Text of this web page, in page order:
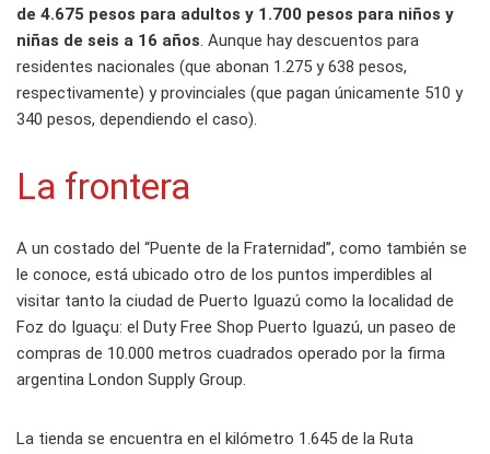
de 4.675 pesos para adultos y 1.700 pesos para niños y
niñas de seis a 16 años. Aunque hay descuentos para
residentes nacionales (que abonan 1.275 y 638 pesos,
respectivamente) y provinciales (que pagan únicamente 510 y
340 pesos, dependiendo el caso).
La frontera
A un costado del “Puente de la Fraternidad”, como también se
le conoce, está ubicado otro de los puntos imperdibles al
visitar tanto la ciudad de Puerto Iguazú como la localidad de
Foz do Iguaçu: el Duty Free Shop Puerto Iguazú, un paseo de
compras de 10.000 metros cuadrados operado por la firma
argentina London Supply Group.
La tienda se encuentra en el kilómetro 1.645 de la Ruta